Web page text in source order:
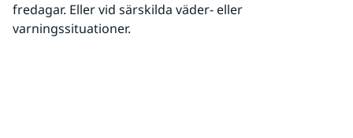
fredagar. Eller vid särskilda väder- eller
varningssituationer.